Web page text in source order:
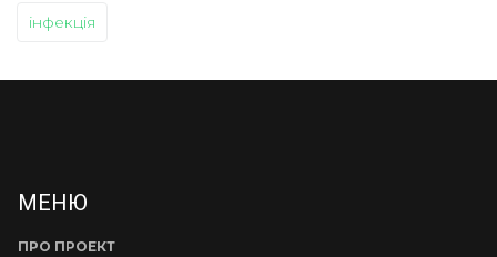
інфекція
МЕНЮ
ПРО ПРОЕКТ